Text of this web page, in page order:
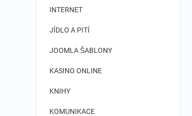
INTERNET
JÍDLO A PITÍ
JOOMLA ŠABLONY
KASINO ONLINE
KNIHY
KOMUNIKACE